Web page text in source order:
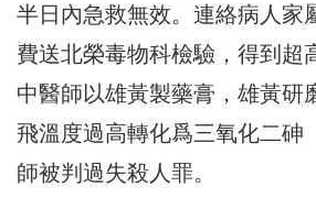
半日內急救無效。連絡病人家
費送北榮毒物科檢驗，得到超
中醫師以雄黃製藥膏，雄黃研
飛溫度過高轉化爲三氧化二砷
師被判過失殺人罪。